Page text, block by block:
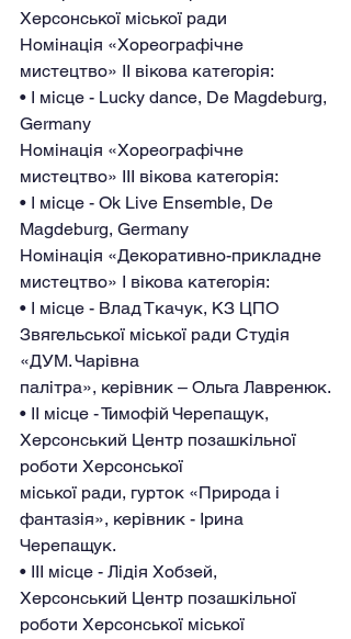
Херсонської міської ради
Номінація «Хореографічне
мистецтво» II вікова категорія:
• І місце - Lucky dance, De Magdeburg,
Germany
Номінація «Хореографічне
мистецтво» III вікова категорія:
• І місце - Ok Live Ensemble, De
Magdeburg, Germany
Номінація «Декоративно-прикладне
мистецтво» I вікова категорія:
• І місце - Влад Ткачук, КЗ ЦПО
Звягельської міської ради Студія
«ДУМ. Чарівна
палітра», керівник – Ольга Лавренюк.
• ІІ місце - Тимофій Черепащук,
Херсонський Центр позашкільної
роботи Херсонської
міської ради, гурток «Природа і
фантазія», керівник - Ірина
Черепащук.
• ІІІ місце - Лідія Хобзей,
Херсонський Центр позашкільної
роботи Херсонської міської